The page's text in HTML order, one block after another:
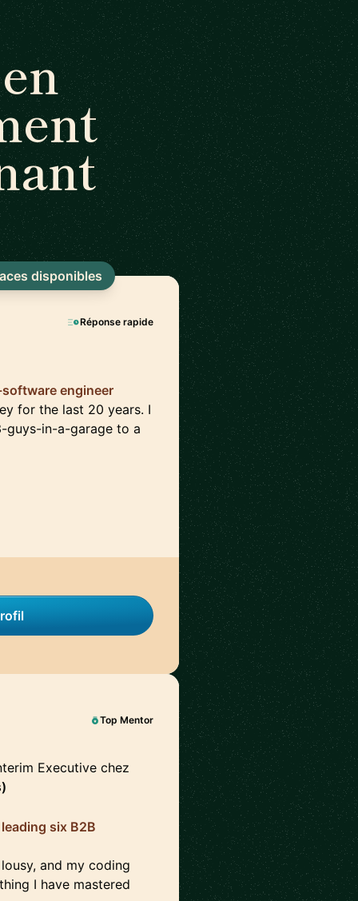
Réponse rapide
engineer
for the last 20 years. I
guys-in-a-garage to a
disponibles
Top Mentor
Executive chez
six B2B
and my coding
I have mastered